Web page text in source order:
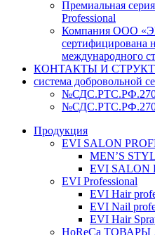
Премиальная
Professional
Компания ООО
сертифицирована
международного
КОНТАКТЫ И
система добровольной
Продукция
EVI SALON
MEN’S
EVI SALON
EVI Professional
EVI Hair
EVI Nail
EVI Hair
HoReCa